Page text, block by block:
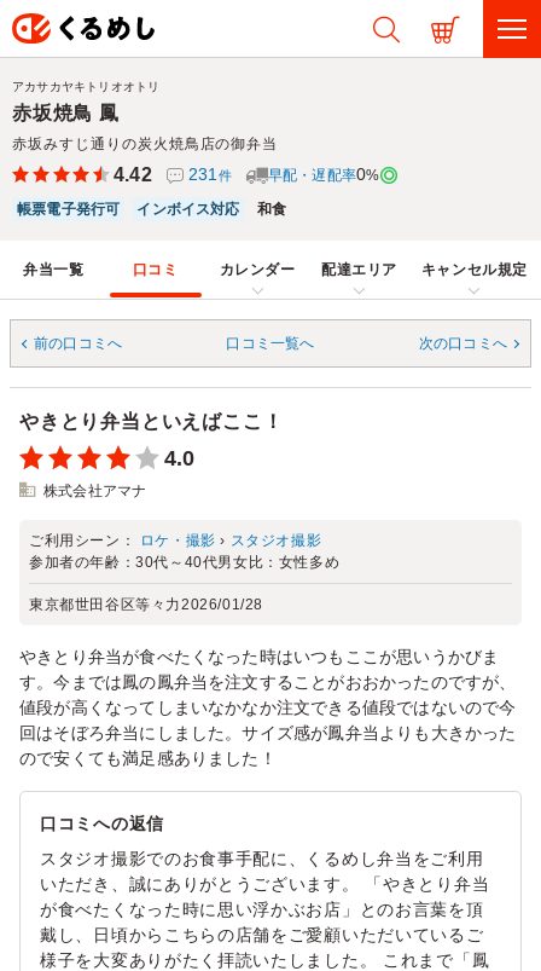
赤坂焼鳥 鳳
赤坂みすじ通りの炭火焼鳥店の御弁当
アカサカヤキトリオオトリ
4.42 231 件 早配・遅配率0%
帳票電子発行可
インボイス対応 和食
弁当一覧 口コミ カレンダー 配達エリア キャンセル規定
前の口コミへ 口コミ一覧へ 次の口コミへ
やきとり弁当といえばここ！
4.0
株式会社アマナ
ご利用シーン： ロケ・撮影 › スタジオ撮影
参加者の年齢：30代～40代男女比： 女性多め
東京都世田谷区等々力2026/01/28
やきとり弁当が食べたくなった時はいつもここが思いうかびま
す。今までは鳳の鳳弁当を注文することがおおかったのですが、
値段が高くなってしまいなかなか注文できる値段ではないので今
回はそぼろ弁当にしました。サイズ感が鳳弁当よりも大きかった
ので安くても満足感ありました！
口コミへの返信
スタジオ撮影でのお食事手配に、くるめし弁当をご利用
いただき、誠にありがとうございます。 「やきとり弁当
が食べたくなった時に思い浮かぶお店」とのお言葉を頂
戴し、日頃からこちらの店舗をご愛顧いただいているご
様子を大変ありがたく拝読いたしました。 これまで「鳳